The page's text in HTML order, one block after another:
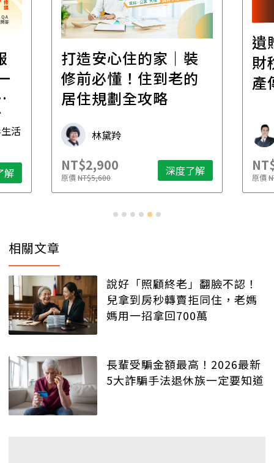
活
解
打造安心住的家｜裝
修前必懂！住到老的
居住規劃全攻略
林黛羚
NT$2,900
原價NT$5,600 深度了解
遺
財
產
原價
相關文章
說好「照顧終老」翻臉不認！
兒拿到房秒轉賣拒同住，老媽
媽用一招拿回700萬
長輩受騙金額最高！2026最新
5大詐騙手法退休族一定要知道